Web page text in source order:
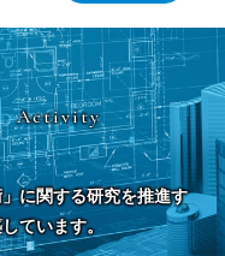
Activity
に関する研究を推進す
ています。